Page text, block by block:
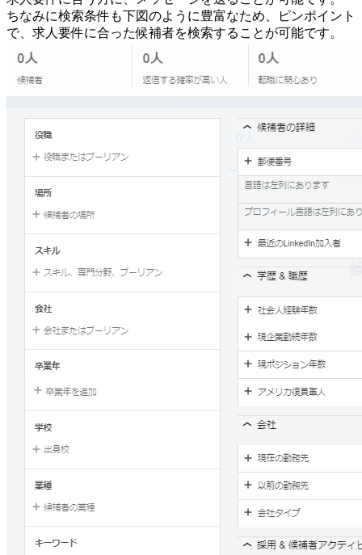
ちなみに検索条件も下図のように豊富なため、ピンポイント
で、求人要件に合った候補者を検索することが可能です。